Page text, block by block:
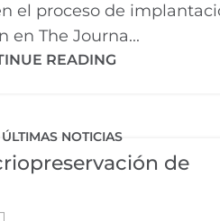
el proceso de
en The Journa...
READING
ÚLTIMAS NOTICIAS
de